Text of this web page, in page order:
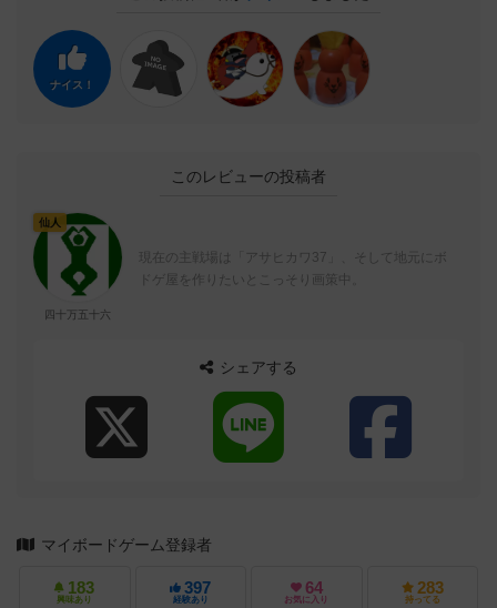
ナイス！
このレビューの投稿者
仙人
四十万五十六
現在の主戦場は「アサヒカワ37」、そして地元にボ
ドゲ屋を作りたいとこっそり画策中。
シェアする
マイボードゲーム登録者
183
興味あり
397
経験あり
64
お気に入り
283
持ってる